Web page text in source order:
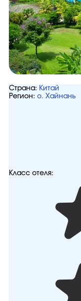
Страна: Китай
Регион: о. Хайнань
Класс отеля: